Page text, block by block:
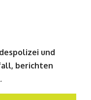
und
berichten